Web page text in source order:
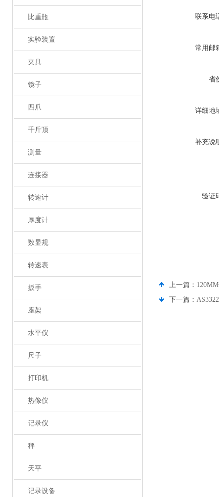
比重瓶
实验装置
夹具
镜子
四爪
千斤顶
测量
连接器
转速计
厚度计
数显规
转速表
扳手
座架
水平仪
尺子
打印机
热像仪
记录仪
秤
天平
记录设备
联系电
常用邮
省
详细地
补充说
验证
上一篇：
下一篇：